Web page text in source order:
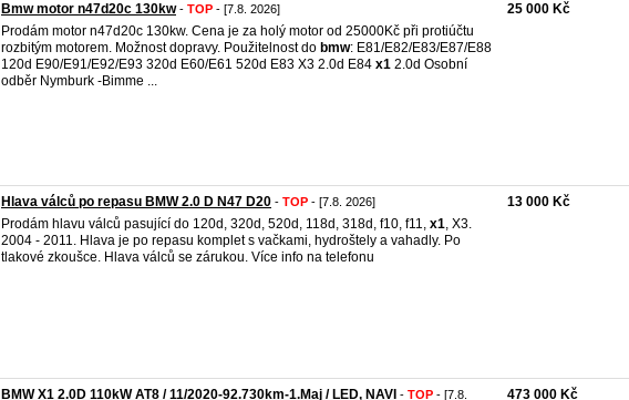
Bmw motor n47d20c 130kw- TOP - [7.8. 2026]
Prodám motor n47d20c 130kw. Cena je za holý motor od 25000Kč při protiúčtu
rozbitým motorem. Možnost dopravy. Použitelnost do bmw: E81/E82/E83/E87/E88
120d E90/E91/E92/E93 320d E60/E61 520d E83 X3 2.0d E84 x1 2.0d Osobní
odběr Nymburk -Bimme ...
25 000 Kč
Hlava válců po repasu BMW 2.0 D N47 D20 - TOP - [7.8. 2026]
Prodám hlavu válců pasující do 120d, 320d, 520d, 118d, 318d, f10, f11, x1, X3.
2004 - 2011. Hlava je po repasu komplet s vačkami, hydroštely a vahadly. Po
tlakové zkoušce. Hlava válců se zárukou. Více info na telefonu
13 000 Kč
BMW X1 2.0D 110kW AT8 / 11/2020-92.730km-1.Maj / LED, NAVI - TOP - [7.8.
473 000 Kč